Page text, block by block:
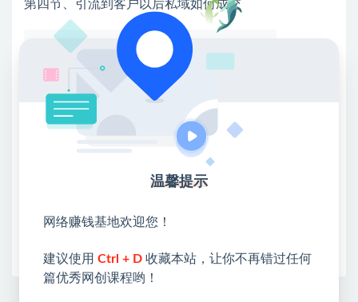
第四节、引流到客户以后私域如何成交
💖课程资料【免费】领取教程💖
①：点击右上角【 】三个点
②：选择【在浏览器打开】
③：点击右上方【登录】领取
限时活动：注册新用户赠送VIP
温馨提示
网络赚钱基地欢迎您！
建议使用 Ctrl + D 收藏本站，让你不再错过任何
篇优秀网创课程哟！